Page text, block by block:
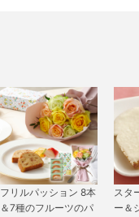
フリルパッション 8本
＆7種のフルーツのパ
スタ
ー＆